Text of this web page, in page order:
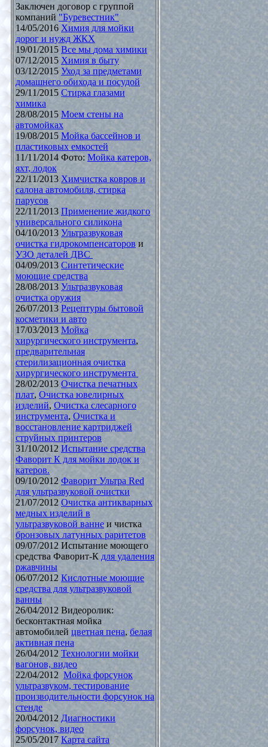
Заключен договор с группой
компаний "Буревестник"
14/05/2016 Химия для мойки
дорог и нужд ЖКХ
19/01/2015
Все мы дома химики
07/12/2015 Химия в быту
03/12/2015 Уход за предметами
домашнего обихода и посудой
29/11/2015 Стирка глазами
химика
28/08/2015 Моем стены на
автомойках
19/08/2015 Мойка бассейнов и
пластиковых емкостей
11/11/2014 Фото: Мойка катеров,
яхт, лодок
22/11/2013 Химчистка ковров и
салона автомобиля, стирка
парусов
22/11/2013 Применение жидкого
универсального силикона
04/10/2013 Ультразвуковая
очистка гидрокомпенсаторов и
УЗО деталей ДВС
04/09/2013 Синтетические
моющие средства
28/08/2013 Ультразвуковая
очистка оружия
26/07/2013 Рецептуры бытовой
косметики и авто
17/03/2013 Мойка
хирургического инструмента,
предварительная
стерилизационная очистка
хирургического инструмента
28/02/2013 Очистка печатных
плат, Очистка ювелирных
изделий, Очистка слесарного
инструмента, Очистка и
восстановление картриджей
струйных принтеров
31/10/2012 Испытание средства
Фаворит К для мойки лодок и
катеров.
09/10/2012 Фаворит Ультра Red
для ультразвуковой очистки
21/07/2012 Очистка антикварных
медных изделий в
ультразвуковой ваннеи чистка
бронзовых латунных раритетов
09/07/2012 Испытание моющего
средства Фаворит-К для удаления
ржавчины
06/07/2012 Кислотные моющие
средства для ультразвуковой
ванны
26/04/2012 Видеоролик:
бесконтактная мойка
автомобилей цветная пена, белая
активная пена
26/04/2012 Технологии мойки
вагонов, видео
22/04/2012 Мойка форсунок
ультразвуком, тестирование
производительности форсунок на
стенде
20/04/2012 Диагностики
форсунок, видео
25/05/2017 Карта сайта